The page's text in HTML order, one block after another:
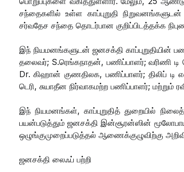
சந்தைகளில் உள்ள காப்புறுதி நிறுவனங்களுடன்
சர்வதேச சந்தை தொடர்பான குறிப்பிடத்தக்க
இந் நியமனங்களுடன் ஜனசக்தி காப்புறுதியின்
தலைவர்; S.ரெங்கநாதன், பணிப்பாளர்; வரிணி
Dr. கிஹான் குணதிலக, பணிப்பாளர்; திலிப் டி
டெரி, சுயாதீன நிர்வாகமற்ற பணிப்பாளர்; மற்றும்
இந் நியமனங்கள், காப்புறுதித் துறையில்
பயன்படுத்தும் ஜனசக்தி இன்சூரன்ஸின்
ஒழுங்குமுறைப்படுத்தல் ஆணைக்குழுவிற்கு
ஜனசக்தி லைஃப் பற்றி